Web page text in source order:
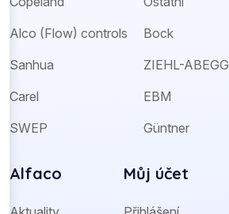
Alco (Flow) controls
Sanhua
Carel
SWEP
Bock
ZIEHL-ABEGG
EBM
Güntner
Alfaco Můj účet